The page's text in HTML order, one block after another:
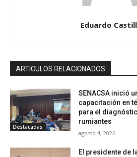
Eduardo
ARTICULOS RELACIONADOS
Destacadas
SENACSA inició
capacitación en
para el
rumiantes
agosto 4, 2026
El presidente de